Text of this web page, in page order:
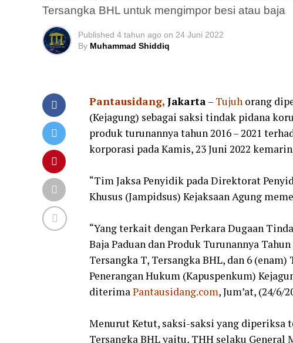
Tersangka BHL untuk mengimpor besi atau baja
Published 4 tahun ago on 24 Juni 2022
By Muhammad Shiddiq
Pantausidang, Jakarta– Tujuh orang
(Kejagung) sebagai saksi tindak pidana
produk turunannya tahun 2016 – 2021
korporasi pada Kamis, 23 Juni 2022
“Tim Jaksa Penyidik pada Direktorat
Khusus (Jampidsus) Kejaksaan Agung
“Yang terkait dengan Perkara Dugaan
Baja Paduan dan Produk Turunannya
Tersangka T, Tersangka BHL, dan 6
Penerangan Hukum (Kapuspenkum)
diterimaPantausidang.com, Jum’at, (24/6/
Menurut Ketut, saksi-saksi yang diperiksa
Tersangka BHL yaitu, THH selaku General